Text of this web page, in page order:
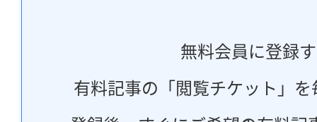
無料会員に登録
有料記事の「閲覧チケット」